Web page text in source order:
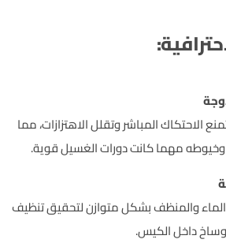
الاحتكاك المباشر وتقلل الاهتزازات، مما
مهما كانت دورات الغسيل قوية.
والمنظف بشكل متوازن لتحقيق تنظيف
داخل الكيس.